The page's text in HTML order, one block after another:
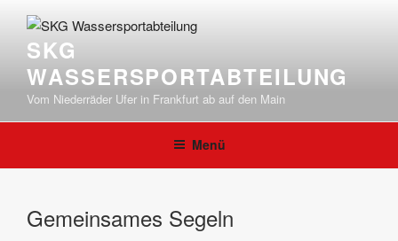
Inhalt
springenSKG
WASSERSPORTABTEILUNG
Vom Niederräder Ufer in Frankfurt ab auf den Main
Menü
Gemeinsames Segeln